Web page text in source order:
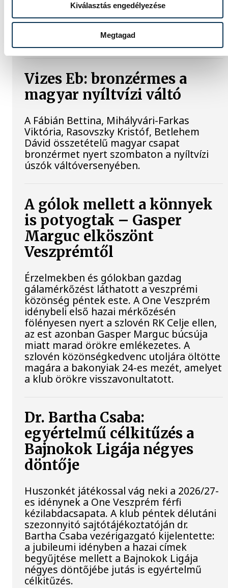
Kiválasztás engedélyezése
Megtagad
Olimpiai Reménységek Versenyére (ORV)
készülő magyar válogatottba,
mindhárman remek formát mutattak az
elmúlt hétvégén.
Vizes Eb: bronzérmes a
magyar nyíltvízi váltó
A Fábián Bettina, Mihályvári-Farkas
Viktória, Rasovszky Kristóf, Betlehem
Dávid összetételű magyar csapat
bronzérmet nyert szombaton a nyíltvízi
úszók váltóversenyében.
A gólok mellett a könnyek
is potyogtak – Gasper
Marguc elköszönt
Veszprémtől
Érzelmekben és gólokban gazdag
gálamérkőzést láthatott a veszprémi
közönség péntek este. A One Veszprém
idénybeli első hazai mérkőzésén
fölényesen nyert a szlovén RK Celje ellen,
az est azonban Gasper Marguc búcsúja
miatt marad örökre emlékezetes. A
szlovén közönségkedvenc utoljára öltötte
magára a bakonyiak 24-es mezét, amelyet
a klub örökre visszavonultatott.
Dr. Bartha Csaba:
egyértelmű célkitűzés a
Bajnokok Ligája négyes
döntője
Huszonkét játékossal vág neki a 2026/27-
es idénynek a One Veszprém férfi
kézilabdacsapata. A klub péntek délutáni
szezonnyitó sajtótájékoztatóján dr.
Bartha Csaba vezérigazgató kijelentette:
a jubileumi idényben a hazai címek
begyűjtése mellett a Bajnokok Ligája
négyes döntőjébe jutás is egyértelmű
célkitűzés.